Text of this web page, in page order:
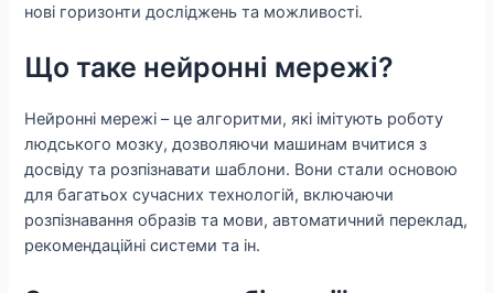
нові горизонти досліджень та можливості.
Що таке нейронні мережі?
Нейронні мережі – це алгоритми, які імітують роботу
людського мозку, дозволяючи машинам вчитися з
досвіду та розпізнавати шаблони. Вони стали основою
для багатьох сучасних технологій, включаючи
розпізнавання образів та мови, автоматичний переклад,
рекомендаційні системи та ін.